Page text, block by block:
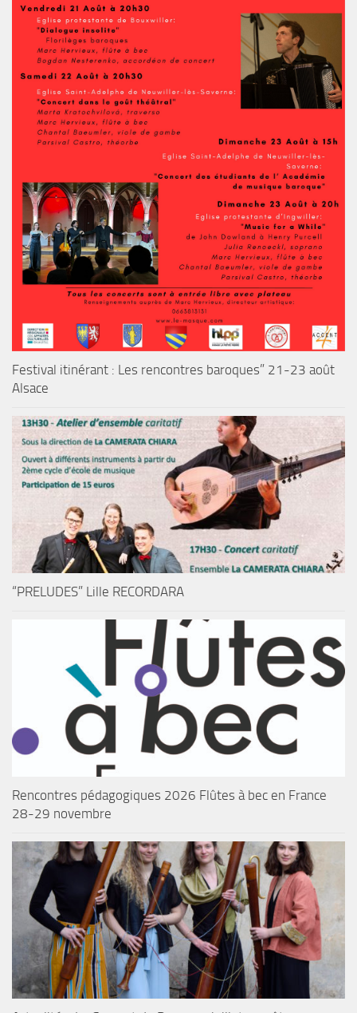
Festival itinérant : Les rencontres baroques” 21-23 août
Alsace
“PRELUDES” Lille RECORDARA
Rencontres pédagogiques 2026 Flûtes à bec en France
28-29 novembre